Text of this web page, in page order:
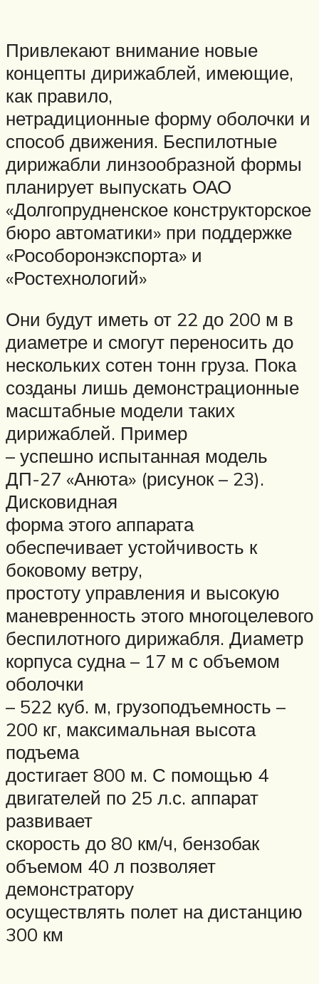
Привлекают внимание новые
концепты дирижаблей, имеющие,
как правило,
нетрадиционные форму оболочки и
способ движения. Беспилотные
дирижабли линзообразной формы
планирует выпускать ОАО
«Долгопрудненское конструкторское
бюро автоматики» при поддержке
«Рособоронэкспорта» и
«Ростехнологий»
Они будут иметь от 22 до 200 м в
диаметре и смогут переносить до
нескольких сотен тонн груза. Пока
созданы лишь демонстрационные
масштабные модели таких
дирижаблей. Пример
– успешно испытанная модель
ДП-27 «Анюта» (рисунок – 23).
Дисковидная
форма этого аппарата
обеспечивает устойчивость к
боковому ветру,
простоту управления и высокую
маневренность этого многоцелевого
беспилотного дирижабля. Диаметр
корпуса судна – 17 м с объемом
оболочки
– 522 куб. м, грузоподъемность –
200 кг, максимальная высота
подъема
достигает 800 м. С помощью 4
двигателей по 25 л.с. аппарат
развивает
скорость до 80 км/ч, бензобак
объемом 40 л позволяет
демонстратору
осуществлять полет на дистанцию
300 км